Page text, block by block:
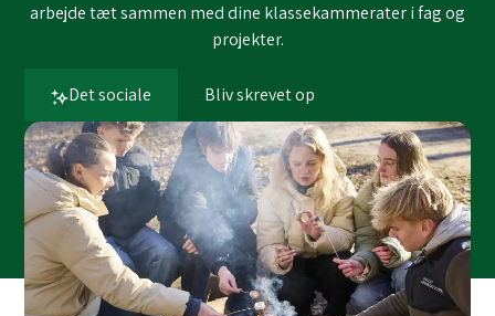
arbejde tæt sammen med dine klassekammerater i fag og
projekter.
Det sociale Bliv skrevet op